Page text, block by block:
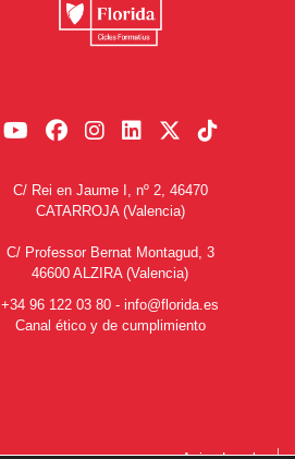
C/ Rei en Jaume I, nº 2, 46470
CATARROJA (Valencia)
C/ Professor Bernat Montagud, 3
46600 ALZIRA (Valencia)
+34 96 122 03 80 - info@florida.es
Canal ético y de cumplimiento